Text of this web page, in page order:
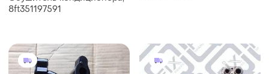
8ft351197591